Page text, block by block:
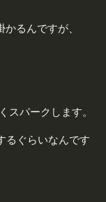
るんですが、
スパークします。
るぐらいなんです